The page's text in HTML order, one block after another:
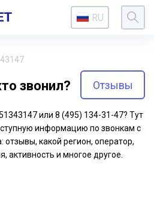
RU
звонил? Отзывы
или 8 (495) 134-31-47? Тут
информацию по звонкам с
отзывы, какой регион, оператор,
активность и многое другое.